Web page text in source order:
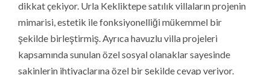
dikkat çekiyor. Urla Kekliktepe satılık villaların projenin
mimarisi, estetik ile fonksiyonelliği mükemmel bir
şekilde birleştirmiş. Ayrıca havuzlu villa projeleri
kapsamında sunulan özel sosyal olanaklar sayesinde
sakinlerin ihtiyaçlarına özel bir şekilde cevap veriyor.